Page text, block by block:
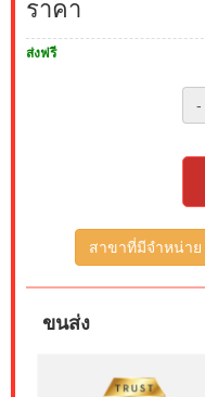
ราคา
ส่งฟรี
-
สาขาที่มีจำหน่าย
ขนส่ง